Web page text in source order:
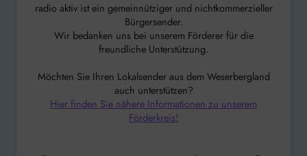
radio aktiv ist ein gemeinnütziger und nichtkommerzieller
Bürgersender.
Wir bedanken uns bei unserem Förderer für die
freundliche Unterstützung.
Möchten Sie Ihren Lokalsender aus dem Weserbergland
auch unterstützen?
Hier finden Sie nähere Informationen zu unserem
Förderkreis!